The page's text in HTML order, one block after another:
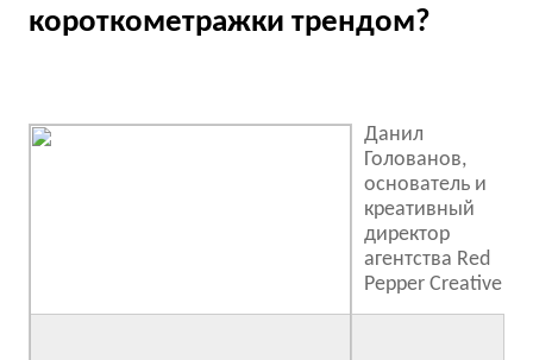
короткометражки трендом?
Данил
Голованов,
основатель и
креативный
директор
агентства Red
Pepper Creative